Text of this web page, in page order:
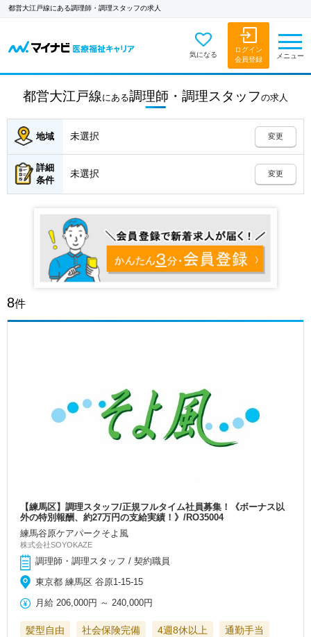
都営大江戸線にある調理師・調理スタッフの求人
気になる
ログイン
会員登録
メニュー
都営大江戸線 にある調理師・調理スタッフの求人
地域 未選択 変更
詳細
条件
未選択 変更
8件
【練馬区】調理スタッフ/正規フルタイム社員募集！《ボーナス以
外の特別報酬、約27万円の支給実績！》/RO35004
練馬谷原ケアパークそよ風
株式会社SOYOKAZE
調理師・調理スタッフ / 契約職員
東京都 練馬区 谷原1-15-15
月給 206,000円 ～ 240,000円
髪型自由 社会保険完備 4週8休以上
通勤手当